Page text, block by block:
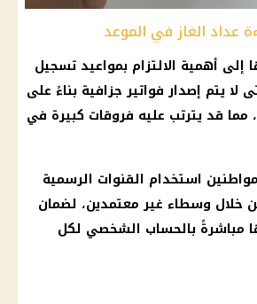
عداد الغاز في الموعد
إلى أهمية الالتزام بمواعيد تسجيل
لا يتم إصدار فواتير جزافية بناءً على
قد يترتب عليه فروقات كبيرة في
استخدام القنوات الرسمية
خلال وسطاء غير معتمدين، لضمان
مباشرةً بالحساب الشخصي لكل